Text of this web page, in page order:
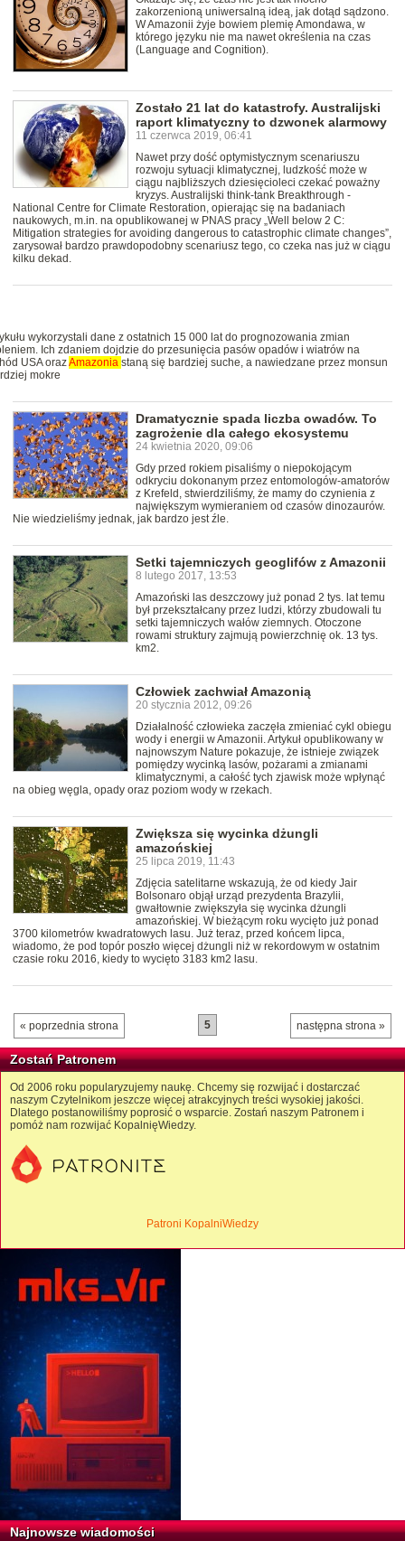
zakorzenioną uniwersalną ideą, jak dotąd sądzono.
W Amazonii żyje bowiem plemię Amondawa, w
którego języku nie ma nawet określenia na czas
(Language and Cognition).
Zostało 21 lat do katastrofy. Australijski
raport klimatyczny to dzwonek alarmowy
11 czerwca 2019, 06:41
Nawet przy dość optymistycznym scenariuszu
rozwoju sytuacji klimatycznej, ludzkość może w
ciągu najbliższych dziesięcioleci czekać poważny
kryzys. Australijski think-tank Breakthrough -
National Centre for Climate Restoration, opierając się na badaniach
naukowych, m.in. na opublikowanej w PNAS pracy „Well below 2 C:
Mitigation strategies for avoiding dangerous to catastrophic climate changes”,
zarysował bardzo prawdopodobny scenariusz tego, co czeka nas już w ciągu
kilku dekad.
wykorzystali dane z ostatnich 15 000 lat do prognozowania zmian
Ich zdaniem dojdzie do przesunięcia pasów opadów i wiatrów na
USA orazAmazonia staną się bardziej suche, a nawiedzane przez monsun
mokre
Dramatycznie spada liczba owadów. To
zagrożenie dla całego ekosystemu
24 kwietnia 2020, 09:06
Gdy przed rokiem pisaliśmy o niepokojącym
odkryciu dokonanym przez entomologów-amatorów
z Krefeld, stwierdziliśmy, że mamy do czynienia z
największym wymieraniem od czasów dinozaurów.
Nie wiedzieliśmy jednak, jak bardzo jest źle.
Setki tajemniczych geoglifów z Amazonii
8 lutego 2017, 13:53
Amazoński las deszczowy już ponad 2 tys. lat temu
był przekształcany przez ludzi, którzy zbudowali tu
setki tajemniczych wałów ziemnych. Otoczone
rowami struktury zajmują powierzchnię ok. 13 tys.
km2.
Człowiek zachwiał Amazonią
20 stycznia 2012, 09:26
Działalność człowieka zaczęła zmieniać cykl obiegu
wody i energii w Amazonii. Artykuł opublikowany w
najnowszym Nature pokazuje, że istnieje związek
pomiędzy wycinką lasów, pożarami a zmianami
klimatycznymi, a całość tych zjawisk może wpłynąć
na obieg węgla, opady oraz poziom wody w rzekach.
Zwiększa się wycinka dżungli
amazońskiej
25 lipca 2019, 11:43
Zdjęcia satelitarne wskazują, że od kiedy Jair
Bolsonaro objął urząd prezydenta Brazylii,
gwałtownie zwiększyła się wycinka dżungli
amazońskiej. W bieżącym roku wycięto już ponad
3700 kilometrów kwadratowych lasu. Już teraz, przed końcem lipca,
wiadomo, że pod topór poszło więcej dżungli niż w rekordowym w ostatnim
czasie roku 2016, kiedy to wycięto 3183 km2 lasu.
« poprzednia strona następna strona »
5
Zostań Patronem
Od 2006 roku popularyzujemy naukę. Chcemy się rozwijać i dostarczać
naszym Czytelnikom jeszcze więcej atrakcyjnych treści wysokiej jakości.
Dlatego postanowiliśmy poprosić o wsparcie. Zostań naszym Patronem i
pomóż nam rozwijać KopalnięWiedzy.
Patroni KopalniWiedzy
Najnowsze wiadomości